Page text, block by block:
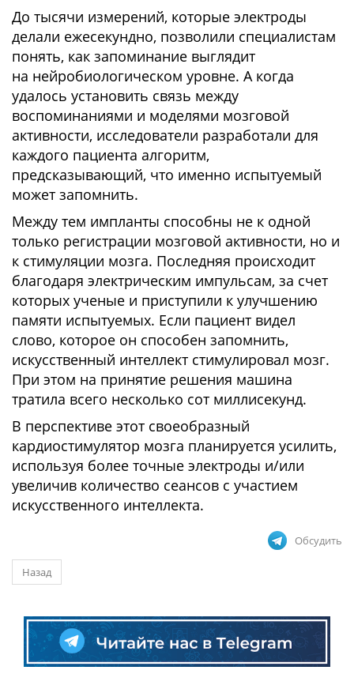
До тысячи измерений, которые электроды
делали ежесекундно, позволили специалистам
понять, как запоминание выглядит
на нейробиологическом уровне. А когда
удалось установить связь между
воспоминаниями и моделями мозговой
активности, исследователи разработали для
каждого пациента алгоритм,
предсказывающий, что именно испытуемый
может запомнить.
Между тем импланты способны не к одной
только регистрации мозговой активности, но и
к стимуляции мозга. Последняя происходит
благодаря электрическим импульсам, за счет
которых ученые и приступили к улучшению
памяти испытуемых. Если пациент видел
слово, которое он способен запомнить,
искусственный интеллект стимулировал мозг.
При этом на принятие решения машина
тратила всего несколько сот миллисекунд.
В перспективе этот своеобразный
кардиостимулятор мозга планируется усилить,
используя более точные электроды и/или
увеличив количество сеансов с участием
искусственного интеллекта.
Обсудить
Назад